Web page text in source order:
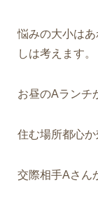
悩みの大小は
しは考えます。
お昼のAランチ
住む場所都心
交際相手Aさん